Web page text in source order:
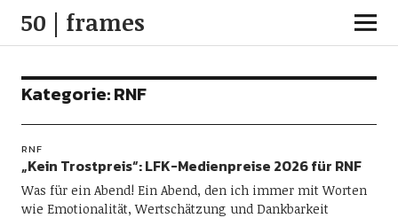
50 | frames
Kategorie:RNF
RNF
„Kein Trostpreis“: LFK-Medienpreise 2026 für RNF
Was für ein Abend! Ein Abend, den ich immer mit Worten
wie Emotionalität, Wertschätzung und Dankbarkeit